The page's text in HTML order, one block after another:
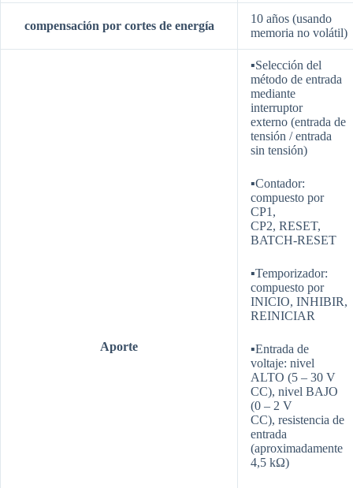
compensación por cortes de energía
10 años (usando
memoria no volátil)
Aporte
▪Selección del
método de entrada
mediante
interruptor
externo (entrada de
tensión / entrada
sin tensión)
▪Contador:
compuesto por
CP1,
CP2, RESET,
BATCH-RESET
▪Temporizador:
compuesto por
INICIO, INHIBIR,
REINICIAR
▪Entrada de
voltaje: nivel
ALTO (5 – 30 V
CC), nivel BAJO
(0 – 2 V
CC), resistencia de
entrada
(aproximadamente
4,5 kΩ)